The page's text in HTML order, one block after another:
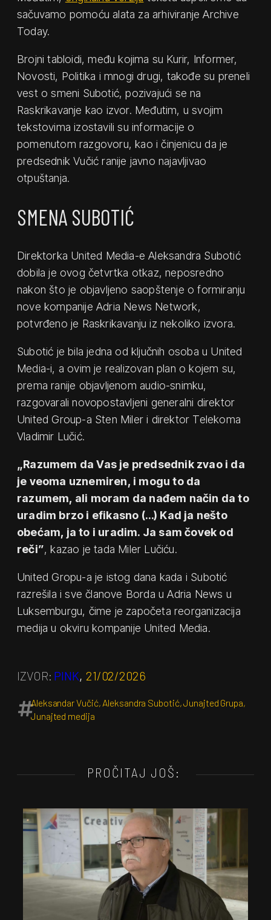
sačuvamo pomoću alata za arhiviranje Archive
Today.
Brojni tabloidi, među kojima su Kurir, Informer,
Novosti, Politika i mnogi drugi, takođe su preneli
vest o smeni Subotić, pozivajući se na
Raskrikavanje kao izvor. Međutim, u svojim
tekstovima izostavili su informacije o
pomenutom razgovoru, kao i činjenicu da je
predsednik Vučić ranije javno najavljivao
otpuštanja.
SMENA SUBOTIĆ
Direktorka United Media-e Aleksandra Subotić
dobila je ovog četvrtka otkaz, neposredno
nakon što je objavljeno saopštenje o formiranju
nove kompanije Adria News Network,
potvrđeno je Raskrikavanju iz nekoliko izvora.
Subotić je bila jedna od ključnih osoba u United
Media-i, a ovim je realizovan plan o kojem su,
prema ranije objavljenom audio-snimku,
razgovarali novopostavljeni generalni direktor
United Group-a Sten Miler i direktor Telekoma
Vladimir Lučić.
„Razumem da Vas je predsednik zvao i da
je veoma uznemiren, i mogu to da
razumem, ali moram da nađem način da to
uradim brzo i efikasno (…) Kad ja nešto
obećam, ja to i uradim. Ja sam čovek od
reči”, kazao je tada Miler Lučiću.
United Gropu-a je istog dana kada i Subotić
razrešila i sve članove Borda u Adria News u
Luksemburgu, čime je započeta reorganizacija
medija u okviru kompanije United Media.
IZVOR: PINK, 21/02/2026
Aleksandar Vučić, Aleksandra Subotić,Junajted Grupa,
Junajted medija
PROČITAJ JOŠ: